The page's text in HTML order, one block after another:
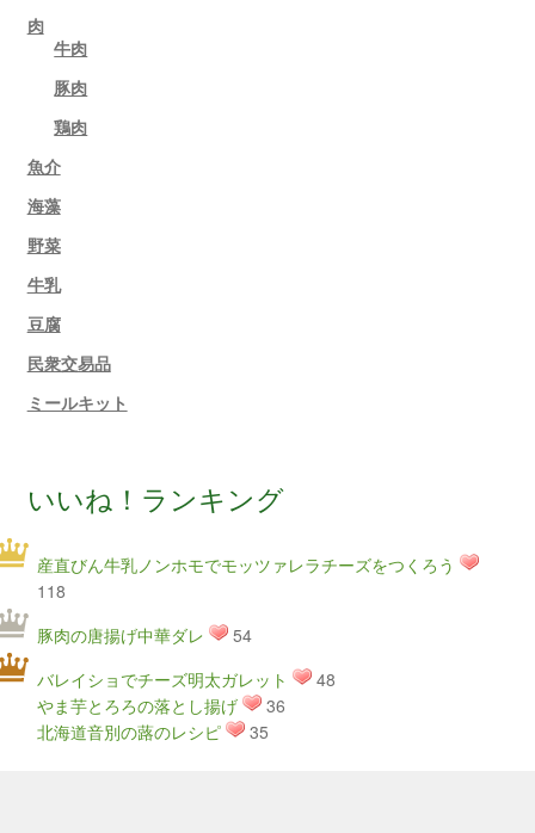
肉
牛肉
豚肉
鶏肉
魚介
海藻
野菜
牛乳
豆腐
民衆交易品
ミールキット
いいね！ランキング
産直びん牛乳ノンホモでモッツァレラチーズをつくろう
118
豚肉の唐揚げ中華ダレ
54
バレイショでチーズ明太ガレット
48
やま芋とろろの落とし揚げ
36
北海道音別の蕗のレシピ
35